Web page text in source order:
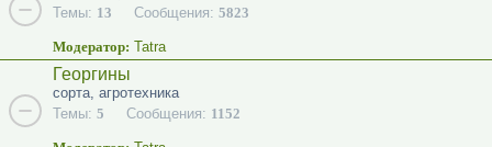
Темы: 13 Сообщения: 5823
Модератор: Tatra
Георгины
сорта, агротехника
Темы: 5 Сообщения: 1152